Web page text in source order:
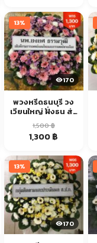
was:
1,500 ฿.
is:
1,300 ฿.
13%
170
พวงหรีดธนบุรี วง
เวียนใหญ่ ฝั่งธน ส่ง
ด่วน
1,500฿
Original
was:
1,500 ฿.
1,300฿
is:
1,300 ฿.
13%
170